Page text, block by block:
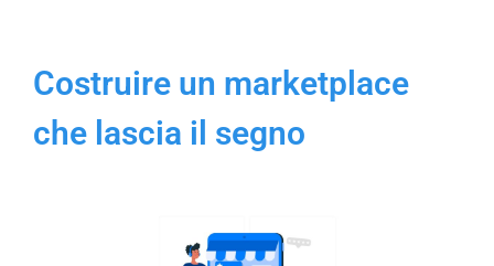
Costruire un marketplace
che lascia il segno